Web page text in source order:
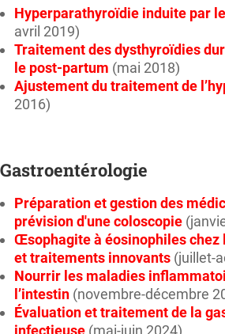
Hyperparathyroïdie induite par
avril 2019)
Traitement des dysthyroïdies
le post-partum (mai 2018)
Ajustement du traitement de
2016)
Gastroentérologie
Préparation et gestion des
prévision d'une coloscopie
Œsophagite à éosinophiles chez
et traitements innovants (juillet-
Nourrir les maladies
l’intestin (novembre-décembre
Évaluation et traitement de la
infectieuse (mai-juin 2024)